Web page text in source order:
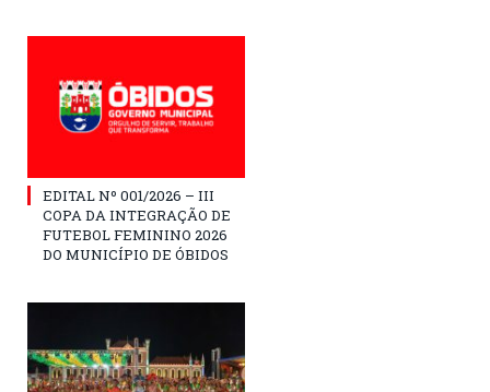
EDITAL Nº 001/2026 – III
COPA DA INTEGRAÇÃO DE
FUTEBOL FEMININO 2026
DO MUNICÍPIO DE ÓBIDOS